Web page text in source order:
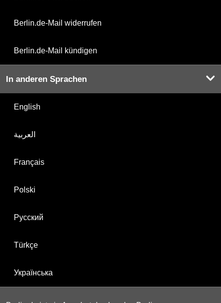
Berlin.de-Mail widerrufen
Berlin.de-Mail kündigen
In anderen Sprachen
English
العربية
Français
Polski
Русский
Türkçe
Українська